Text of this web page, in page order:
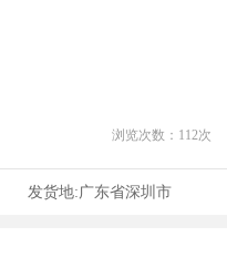
浏览次数： 112次
发货地:广东省深圳市